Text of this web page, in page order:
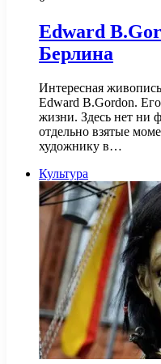
Edward
Берлина
Интересная
Edward B.Gordon.
жизни. Здесь нет ни
отдельно взятые
художнику в…
Культура